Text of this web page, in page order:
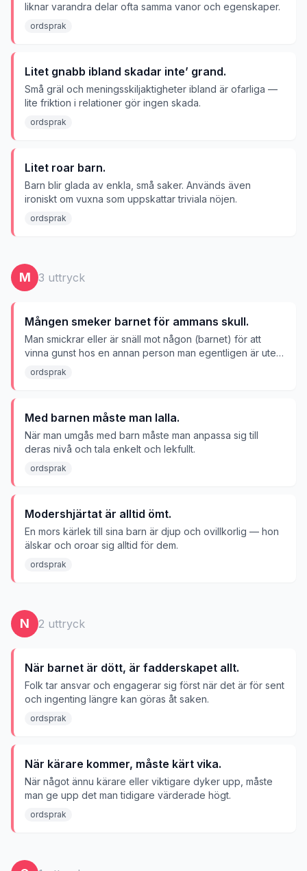
liknar varandra delar ofta samma vanor och egenskaper.
ordsprak
Litet gnabb ibland skadar inte’ grand.
Små gräl och meningsskiljaktigheter ibland är ofarliga —
lite friktion i relationer gör ingen skada.
ordsprak
Litet roar barn.
Barn blir glada av enkla, små saker. Används även
ironiskt om vuxna som uppskattar triviala nöjen.
ordsprak
M 3 uttryck
Mången smeker barnet för ammans skull.
Man smickrar eller är snäll mot någon (barnet) för att
vinna gunst hos en annan person man egentligen är ute
efter (amman).
ordsprak
Med barnen måste man lalla.
När man umgås med barn måste man anpassa sig till
deras nivå och tala enkelt och lekfullt.
ordsprak
Modershjärtat är alltid ömt.
En mors kärlek till sina barn är djup och ovillkorlig — hon
älskar och oroar sig alltid för dem.
ordsprak
N 2 uttryck
När barnet är dött, är fadderskapet allt.
Folk tar ansvar och engagerar sig först när det är för sent
och ingenting längre kan göras åt saken.
ordsprak
När kärare kommer, måste kärt vika.
När något ännu kärare eller viktigare dyker upp, måste
man ge upp det man tidigare värderade högt.
ordsprak